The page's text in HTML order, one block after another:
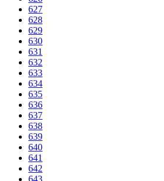
627
628
629
630
631
632
633
634
635
636
637
638
639
640
641
642